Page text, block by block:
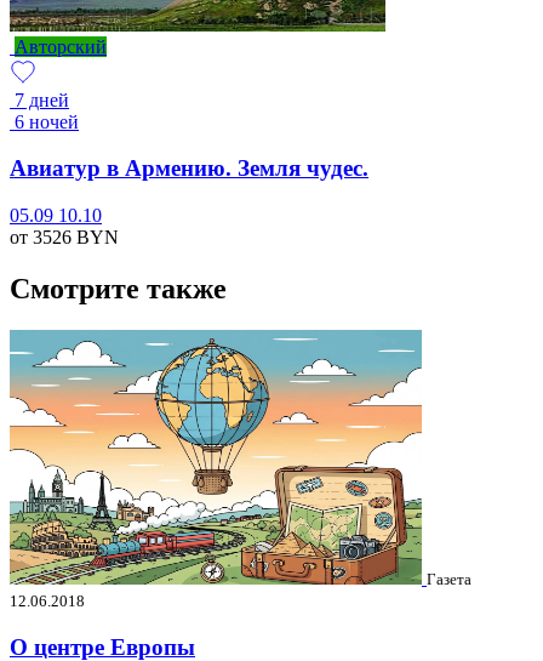
Авторский
7 дней
6 ночей
Авиатур в Армению. Земля чудес.
05.09 10.10
от 3526 BYN
Смотрите также
Газета
12.06.2018
О центре Европы